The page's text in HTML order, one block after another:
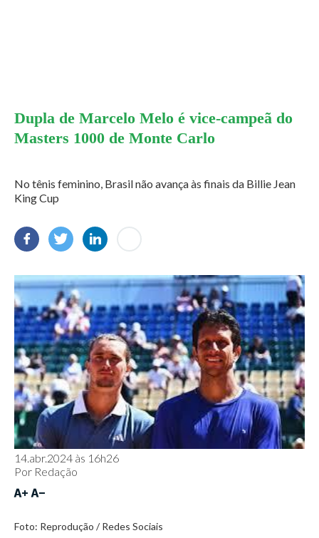
Dupla de Marcelo Melo é vice-campeã do
Masters 1000 de Monte Carlo
No tênis feminino, Brasil não avança às finais da Billie Jean
King Cup
14.abr.2024 às 16h26
Por Redação
Foto: Reprodução / Redes Sociais